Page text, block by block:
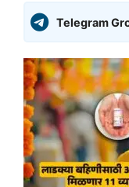
Telegram